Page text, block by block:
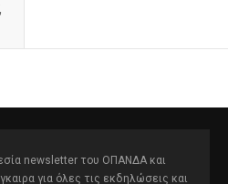
newsletter του ΟΠΑΝΔΑ και
για όλες τις εκδηλώσεις και